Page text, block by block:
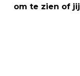
om te zien of